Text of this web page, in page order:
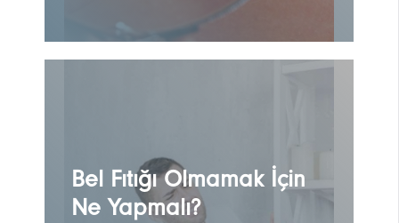
Bel Fıtığı Olmamak İçin
Ne Yapmalı?